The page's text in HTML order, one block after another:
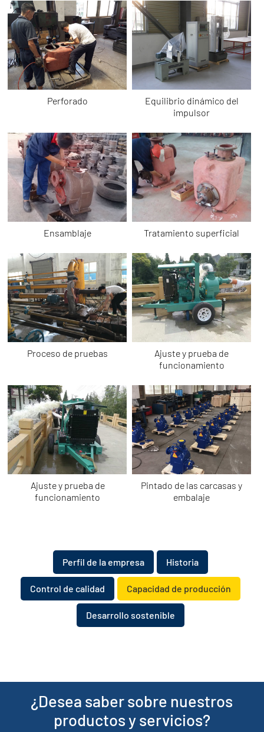
Perforado
Equilibrio dinámico del
impulsor
Ensamblaje Tratamiento superficial
Proceso de pruebas
Ajuste y prueba de
funcionamiento
Ajuste y prueba de
funcionamiento
Pintado de las carcasas y
embalaje
Perfil de la empresa ​​Historia
Control de calidad Capacidad de producción
Desarrollo sostenible
¿Desea saber sobre nuestros
productos y servicios?